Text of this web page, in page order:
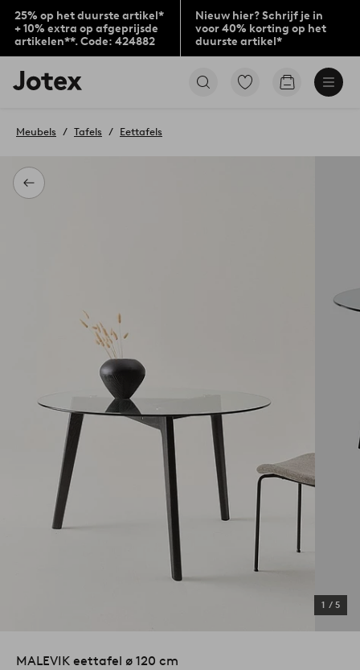
25% op het duurste artikel*
+ 10% extra op afgeprijsde
artikelen**. Code: 424882
Nieuw hier? Schrijf je in
voor 40% korting op het
duurste artikel*
Jotex
logo
to
home
page
Ga
Go
Terug
Meubels Tafels Eettafels
1 / 5
MALEVIK eettafel ø 120 cm